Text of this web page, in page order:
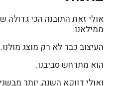
אולי זאת התובנה הכי גדולה
ממילאנו:
העיצוב כבר לא רק מוצג מולנו.
הוא מתרחש סביבנו.
ואולי דווקא השנה, יותר